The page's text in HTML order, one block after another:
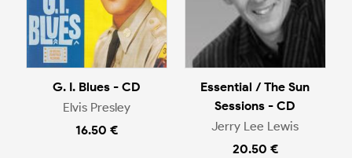
G. I. Blues - CD
Elvis Presley
16.50 €
Essential / The Sun
Sessions - CD
Jerry Lee Lewis
20.50 €